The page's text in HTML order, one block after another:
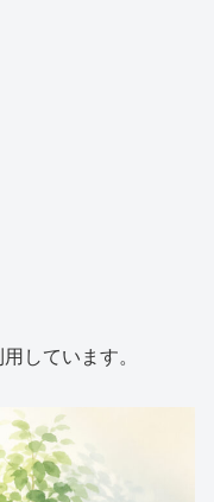
しています。